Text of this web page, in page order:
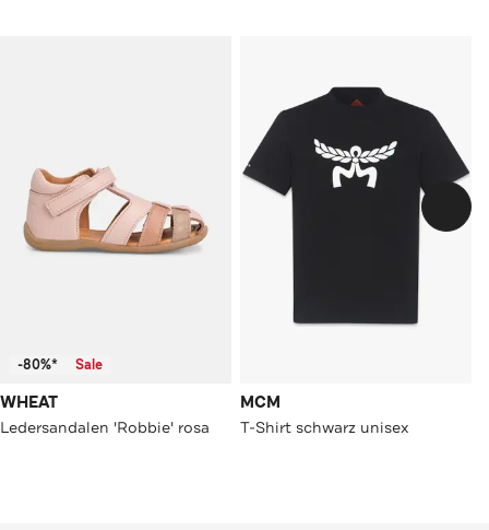
-80%* Sale
WHEAT
Ledersandalen 'Robbie' rosa
MCM
T-Shirt schwarz unisex